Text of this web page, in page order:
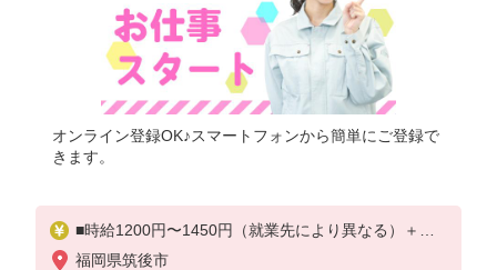
オンライン登録OK♪スマートフォンから簡単にご登録で
きます。
■時給1200円〜1450円（就業先により異なる）＋交
通費
福岡県筑後市